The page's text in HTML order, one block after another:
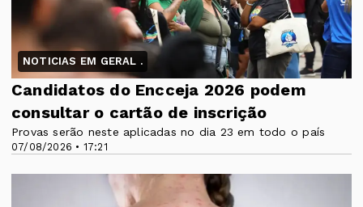
NOTICIAS EM GERAL .
07/08/2026 • 17:21
Candidatos do Encceja 2026 podem
consultar o cartão de inscrição
Provas serão neste aplicadas no dia 23 em todo o país